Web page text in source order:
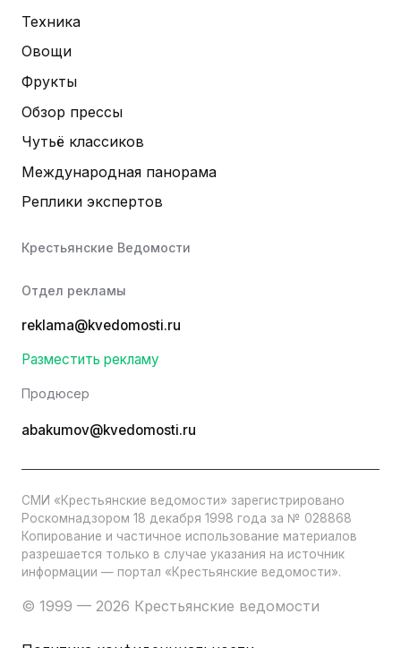
Техника
Овощи
Фрукты
Обзор прессы
Чутьё классиков
Международная панорама
Реплики экспертов
Крестьянские Ведомости
Отдел рекламы
reklama@kvedomosti.ru
Разместить рекламу
Продюсер
abakumov@kvedomosti.ru
СМИ «Крестьянские ведомости» зарегистрировано
Роскомнадзором 18 декабря 1998 года за № 028868
Копирование и частичное использование материалов
разрешается только в случае указания на источник
информации — портал «Крестьянские ведомости».
© 1999 — 2026 Крестьянские ведомости